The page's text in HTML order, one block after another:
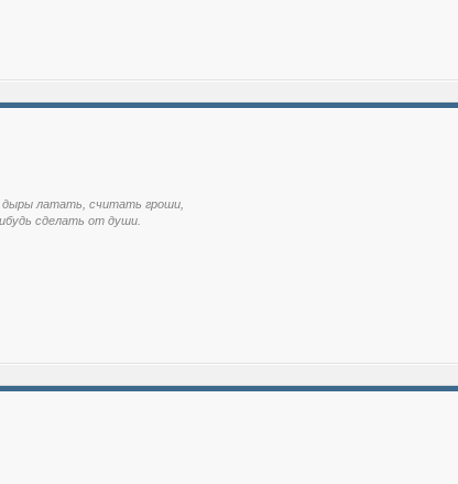
латать, считать гроши,
сделать от души.